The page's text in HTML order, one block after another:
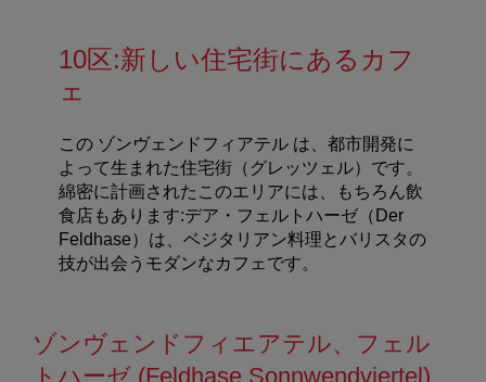
10区:新しい住宅街にあるカフ
ェ
この ゾンヴェンドフィアテル は、都市開発に
よって生まれた住宅街（グレッツェル）です。
綿密に計画されたこのエリアには、もちろん飲
食店もあります:デア・フェルトハーゼ（ Der
Feldhase）は、ベジタリアン料理とバリスタの
技が出会うモダンなカフェです。
ゾンヴェンドフィエアテル、フェル
トハーゼ (Feldhase Sonnwendviertel)